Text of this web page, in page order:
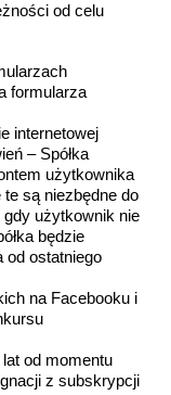
od celu
formularza
internetowej
– Spółka
użytkownika
te są niezbędne do
gdy użytkownik nie
będzie
od ostatniego
na Facebooku i
lat od momentu
z subskrypcji